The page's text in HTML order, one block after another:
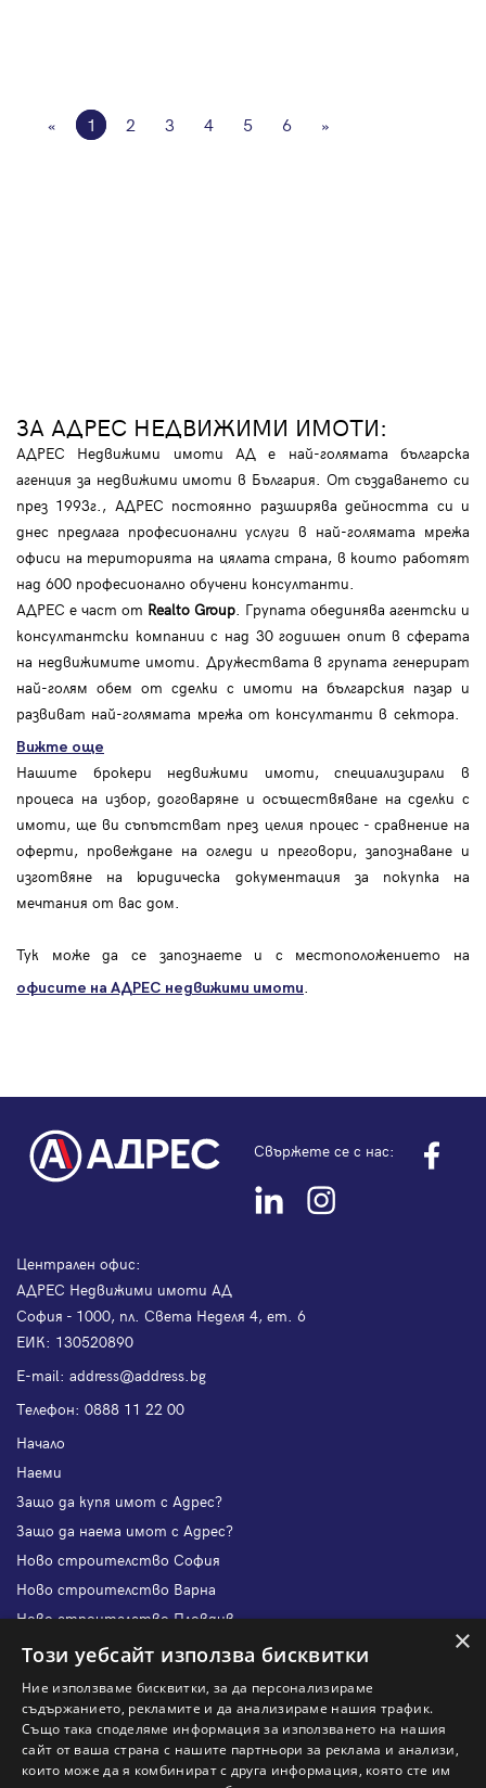
« 1 2 3 4 5 6 »
ЗА АДРЕС НЕДВИЖИМИ ИМОТИ:
АДРЕС Недвижими имоти АД е най-голямата българска
агенция за недвижими имоти в България. От създаването си
през 1993г., АДРЕС постоянно разширява дейността си и
днес предлага професионални услуги в най-голямата мрежа
офиси на територията на цялата страна, в които работят
над 600 професионално обучени консултанти.
АДРЕС е част от Realto Group. Групата обединява агентски и
консултантски компании с над 30 годишен опит в сферата
на недвижимите имоти. Дружествата в групата генерират
най-голям обем от сделки с имоти на българския пазар и
развиват най-голямата мрежа от консултанти в сектора.
Вижте още
Нашите брокери недвижими имоти, специализирали в
процеса на избор, договаряне и осъществяване на сделки с
имоти, ще ви съпътстват през целия процес - сравнение на
оферти, провеждане на огледи и преговори, запознаване и
изготвяне на юридическа документация за покупка на
мечтания от вас дом.
Тук може да се запознаете и с местоположението на
офисите на АДРЕС недвижими имоти.
Свържете се с нас:
Централен офис:
АДРЕС Недвижими имоти АД
София - 1000, пл. Света Неделя 4, ет. 6
ЕИК: 130520890
Е-mail: address@address.bg
Телефон: 0888 11 22 00
Начало
Наеми
Защо да купя имот с Адрес?
Защо да наема имот с Адрес?
Ново строителство София
Ново строителство Варна
Ново строителство Пловдив
Ново строителство Бургас
Защо да отдам имот с Адрес?
Наши офиси
Кариери
×
Този уебсайт използва бисквитки
Ние използваме бисквитки, за да персонализираме
съдържанието, рекламите и да анализираме нашия трафик.
Също така споделяме информация за използването на нашия
сайт от ваша страна с нашите партньори за реклама и анализи,
които може да я комбинират с друга информация, която сте им